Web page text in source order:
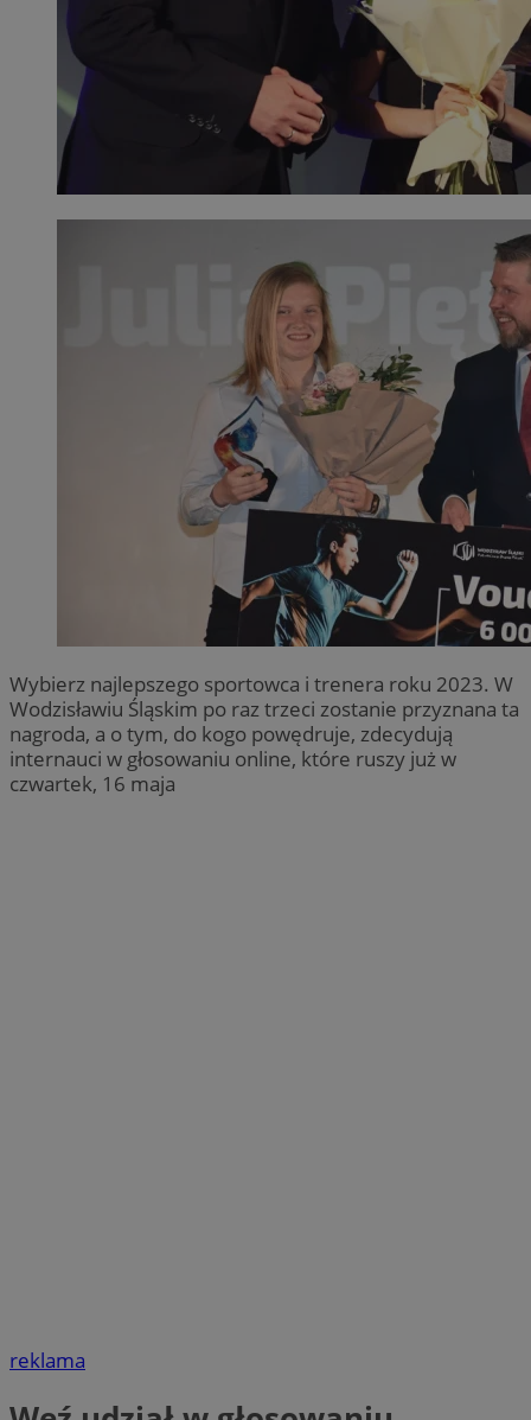
Wybierz najlepszego sportowca i trenera roku 2023. W
Wodzisławiu Śląskim po raz trzeci zostanie przyznana ta
nagroda, a o tym, do kogo powędruje, zdecydują
internauci w głosowaniu online, które ruszy już w
czwartek, 16 maja
reklama